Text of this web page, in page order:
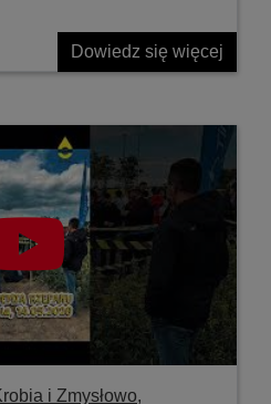
Dowiedz się więcej
i Zmysłowo,